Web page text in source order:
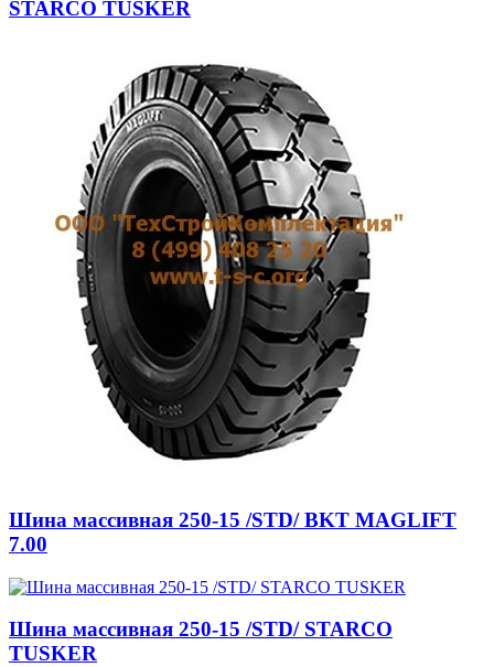
STARCO TUSKER
Шина массивная 250-15 /STD/ BKT MAGLIFT
7.00
Шина массивная 250-15 /STD/ STARCO
TUSKER